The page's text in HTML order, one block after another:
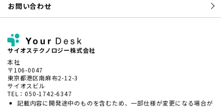
サイオステクノロジー株式会社
本社
〒106-0047
東京都港区南麻布2-12-3
サイオスビル
TEL：050-1742-6347
記載内容に開発途中のものを含むため、一部仕様が変更になる場合が
お問い合わせ